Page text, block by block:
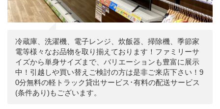
冷蔵庫、洗濯機、電子レンジ、炊飯器、掃除機、季節家
電等様々なお品物を取り揃えております！ファミリーサ
イズから単身サイズまで、バリエーションも豊富に展示
中！引越しや買い替えご検討の方は是非ご来店下さい！9
0分無料の軽トラック貸出サービス･有料の配送サービス
(条件あり)もございます。